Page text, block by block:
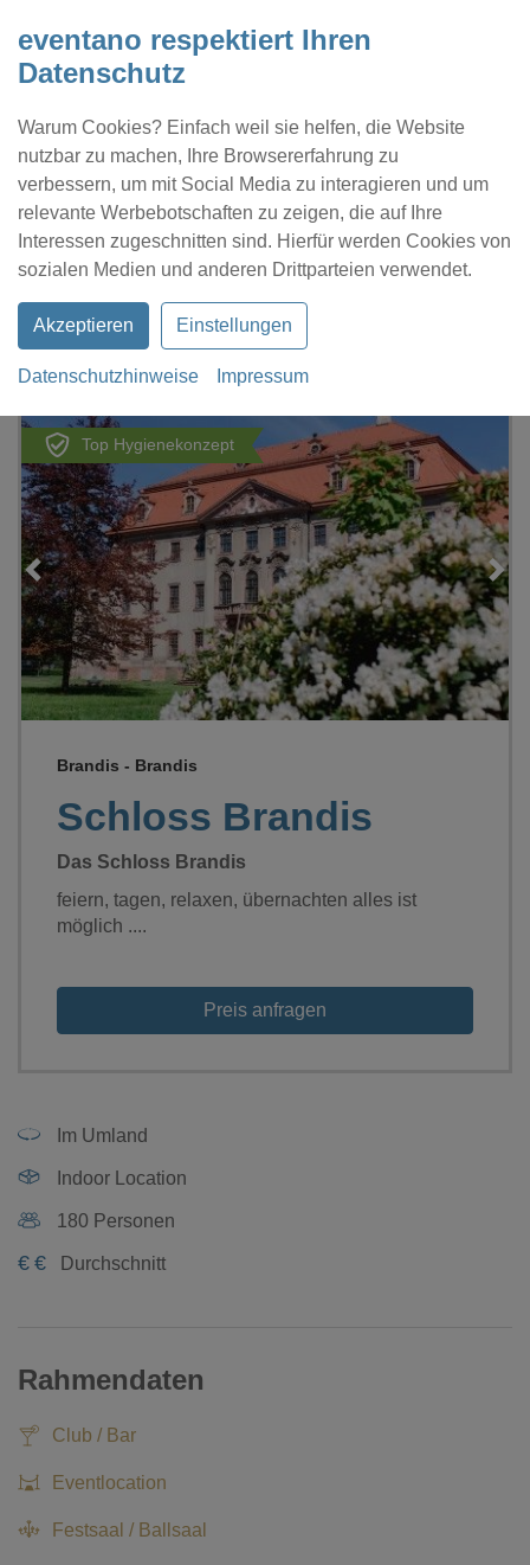
eventano respektiert Ihren
Datenschutz
Warum Cookies? Einfach weil sie helfen, die Website
nutzbar zu machen, Ihre Browsererfahrung zu
verbessern, um mit Social Media zu interagieren und um
relevante Werbebotschaften zu zeigen, die auf Ihre
Interessen zugeschnitten sind. Hierfür werden Cookies von
sozialen Medien und anderen Drittparteien verwendet.
Akzeptieren Einstellungen
Datenschutzhinweise Impressum
Kontakt Location eintragen Profil
Schloss Brandis
Top Hygienekonzept
Loading...
Schloss Brandis
Brandis - Brandis
Das Schloss Brandis
feiern, tagen, relaxen, übernachten alles ist
möglich ....
Preis anfragen
Im Umland
Indoor Location
180 Personen
€ € Durchschnitt
Rahmendaten
Club / Bar
Eventlocation
Festsaal / Ballsaal